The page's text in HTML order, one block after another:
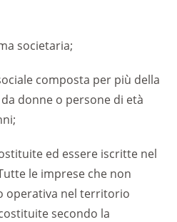
societaria;
composta per più della
donne o persone di età
ed essere iscritte nel
le imprese che non
operativa nel territorio
secondo la